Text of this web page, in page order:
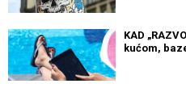
KAD
kućom,